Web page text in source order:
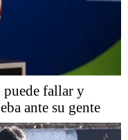
fallar y
ante su gente